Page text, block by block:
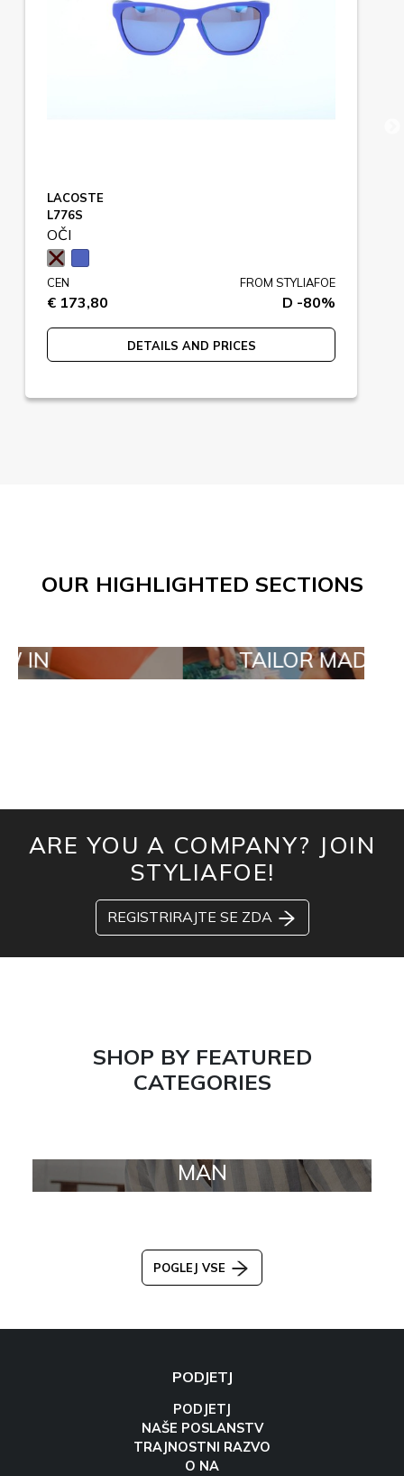
LACOSTE
L776S
OČI
CEN
€ 173,80
FROM STYLIAFOE
D -80%
DETAILS AND PRICES
OUR HIGHLIGHTED SECTIONS
TAILOR MADE ORDERS
ARE YOU A COMPANY? JOIN
STYLIAFOE!
REGISTRIRAJTE SE ZDA
SHOP BY FEATURED
CATEGORIES
MAN
POGLEJ VSE
PODJETJ
PODJETJ
NAŠE POSLANSTV
TRAJNOSTNI RAZVO
O NA